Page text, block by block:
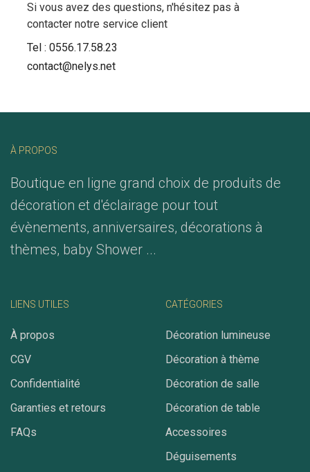
Si vous avez des questions, n'hésitez pas à
contacter notre service client
Tel : 0556.17.58.23
contact@nelys.net
À PROPOS
Boutique en ligne grand choix de produits de
décoration et d'éclairage pour tout
évènements, anniversaires, décorations à
thèmes, baby Shower ...
LIENS UTILES
À propos
CGV
Confidentialité
Garanties et retours
FAQs
CATÉGORIES
Décoration lumineuse
Décoration à thème
Décoration de salle
Décoration de table
Accessoires
Déguisements